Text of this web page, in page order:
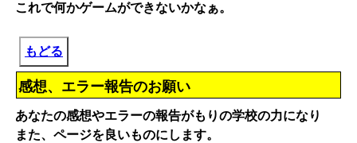
これで何かゲームができないかなぁ。
もどる
感想、エラー報告のお願い
あなたの感想やエラーの報告がもりの学校の力になり
また、ページを良いものにします。